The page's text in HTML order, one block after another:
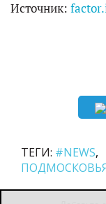
Источник:
ТЕГИ: #NEWS